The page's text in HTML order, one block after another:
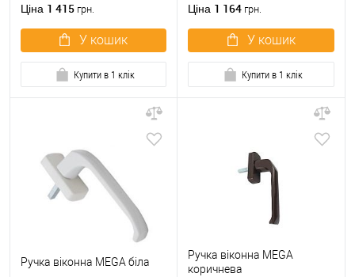
Ціна 1 415 грн.
У кошик
Купити в 1 клік
Ціна 1 164 грн.
У кошик
Купити в 1 клік
Ручка віконна MEGA біла
Ручка віконна MEGA
коричнева